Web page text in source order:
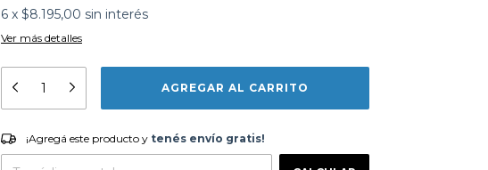
6 x $8.195,00 sin interés
Ver más detalles
¡Agregá este producto ytenés envío gratis!
CAMBIAR CP
¡Agregá este producto y tenés envío gratis!